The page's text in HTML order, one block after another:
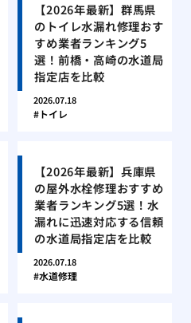
【2026年最新】群馬県
のトイレ水漏れ修理おす
すめ業者ランキング5
選！前橋・高崎の水道局
指定店を比較
2026.07.18
トイレ
【2026年最新】兵庫県
の屋外水栓修理おすすめ
業者ランキング5選！水
漏れに迅速対応する信頼
の水道局指定店を比較
2026.07.18
水道修理